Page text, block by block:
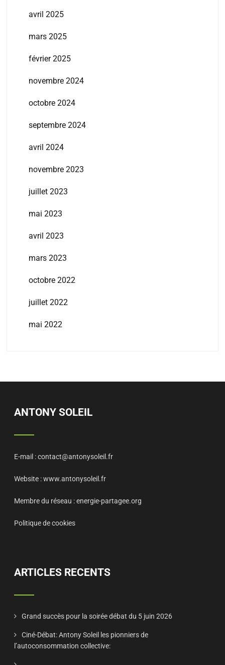
avril 2025
mars 2025
février 2025
novembre 2024
octobre 2024
septembre 2024
avril 2024
novembre 2023
juillet 2023
mai 2023
avril 2023
mars 2023
octobre 2022
juillet 2022
mai 2022
ANTONY SOLEIL
E-mail :contact@antonysoleil.fr
Website :www.antonysoleil.fr
Membre du réseau :energie-partagee.org
Politique de cookies
ARTICLES RECENTS
Grand succès pour la soirée débat du 5 juin 2026
Ciné-Débat: Antony Soleil les pionniers de
l’autoconsommation collective: